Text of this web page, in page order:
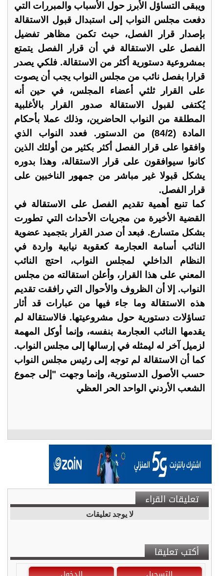
ويبقى التساؤل الأبرز حول الأسباب والمبررات التي
دفعت مجلس النواب إلى استبدال قبول الاستقالة
بإصدار قرار الفصل، حيث تكمن مظاهر تفضيل
الفصل على الاستقالة في أن قرار الفصل يتمتع
بمشروعية دستورية أكثر من الاستقالة. فلكي يصدر
قرارا بفصل نائب من مجلس النواب يجب أن يصوت
على القرار ثلثي أعضاء المجلس، في حين أنه
يُكتفى لقبول الاستقالة صدور القرار بالأغلبية
المطلقة من النواب الحاضرين، وذلك عملا بأحكام
المادة (84/2) من الدستور. فعدد النواب الذي
وافقوا على قرار الفصل أكثر بكثير من أولئك الذين
كانوا سيوافقون على قرار الاستقالة، وهذا بدوره
يشكل قبولا غير مباشر من جمهور الناخبين على
قرار الفصل.
كما تنبع أهمية تقديم الفصل على الاستقالة في
القضية الأخيرة من مجريات الأحداث التي تطورت
بشكل متسارع. فبعد أن صدر القرار بتجميد عضوية
النائب أسامة العجارمة كعقوبة نيابية واردة في
النظام الداخلي لمجلس النواب، احتج النائب
المعني على هذا القرار، وأعلن استقالته من مجلس
النواب. إلا أن الظروف والأحوال التي رافقت تقديم
هذه الاستقالة وما جاء فيها من عبارات قد أثار
تساؤلات دستورية حول مشروعيتها. فالاستقالة لم
يقدمها النائب العجارمة بنفسه، وإنما أوكل المهمة
لزميل آخر له ليمثله في إرسالها إلى مجلس النواب.
كما أن الاستقالة لم توجه إلى رئيس مجلس النواب
حسب الأصول الدستورية، وإنما وجهت "إلى جموع
الشعب الأردني الواحد الحر العظي
تعليقات القراء
لا يوجد تعليقات
أكتب تعليقا